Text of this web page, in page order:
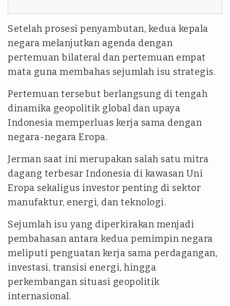
Setelah prosesi penyambutan, kedua kepala
negara melanjutkan agenda dengan
pertemuan bilateral dan pertemuan empat
mata guna membahas sejumlah isu strategis.
Pertemuan tersebut berlangsung di tengah
dinamika geopolitik global dan upaya
Indonesia memperluas kerja sama dengan
negara-negara Eropa.
Jerman saat ini merupakan salah satu mitra
dagang terbesar Indonesia di kawasan Uni
Eropa sekaligus investor penting di sektor
manufaktur, energi, dan teknologi.
Sejumlah isu yang diperkirakan menjadi
pembahasan antara kedua pemimpin negara
meliputi penguatan kerja sama perdagangan,
investasi, transisi energi, hingga
perkembangan situasi geopolitik
internasional.